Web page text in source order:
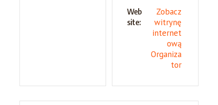
Web
site:
Zobacz
witrynę
internet
ową
Organiza
tor